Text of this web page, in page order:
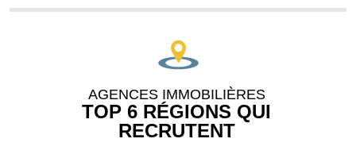
AGENCES IMMOBILIÈRES
TOP 6 RÉGIONS QUI
RECRUTENT